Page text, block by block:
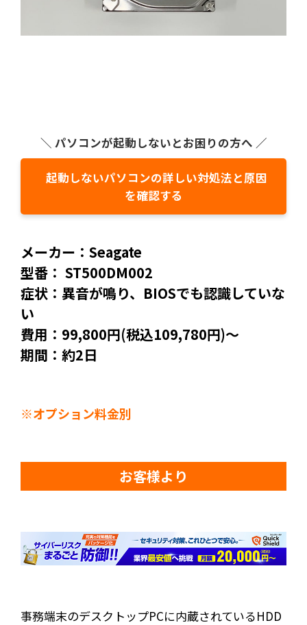
＼ パソコンが起動しないとお困りの方へ ／
起動しないパソコンの詳しい対処法と原因
を確認する
メーカー：Seagate
型番： ST500DM002
症状：異音が鳴り、BIOSでも認識していな
い
費用：99,800円(税込109,780円)～
期間：約2日
※オプション料金別
お客様より
事務端末のデスクトップPCに内蔵されているHDD